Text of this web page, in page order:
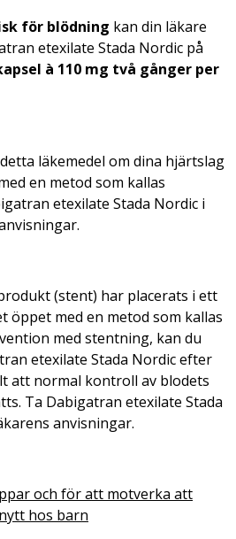
för blödning kan din läkare
etexilate Stada Nordic på
à 110 mg två gånger per
läkemedel om dina hjärtslag
en metod som kallas
etexilate Stada Nordic i
(stent) har placerats i ett
öppet med en metod som kallas
med stentning, kan du
etexilate Stada Nordic efter
att normal kontroll av blodets
Ta Dabigatran etexilate Stada
anvisningar.
och för att motverka att
hos barn